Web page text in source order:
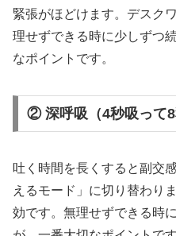
緊張がほどけます。デスク
理せずできる時に少しずつ
なポイントです。
② 深呼吸（4秒吸って8
吐く時間を長くすると副交
えるモード」に切り替わり
効です。無理せずできる時